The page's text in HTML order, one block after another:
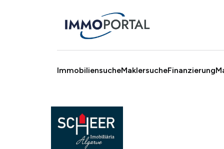
ImmobiliensucheMaklersucheFinanzierung